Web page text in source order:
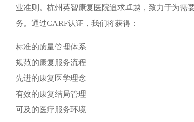
业准则。杭州英智康复医院追求卓越，致力于为需
务。通过CARF认证，我们将获得：
标准的质量管理体系
规范的康复服务流程
先进的康复医学理念
有效的康复结局管理
可及的医疗服务环境